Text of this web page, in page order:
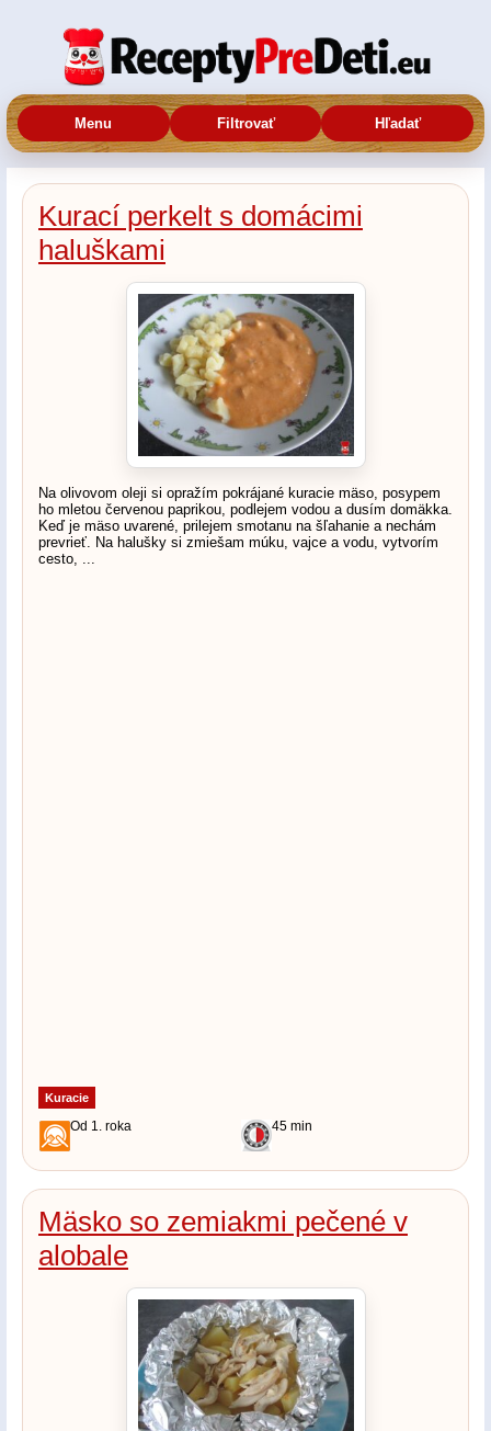
Menu Filtrovať Hľadať
Kurací perkelt s domácimi
haluškami
Na olivovom oleji si opražím pokrájané kuracie mäso, posypem
ho mletou červenou paprikou, podlejem vodou a dusím domäkka.
Keď je mäso uvarené, prilejem smotanu na šľahanie a nechám
prevrieť. Na halušky si zmiešam múku, vajce a vodu, vytvorím
cesto, ...
Kuracie
Od 1. roka 45 min
Mäsko so zemiakmi pečené v
alobale